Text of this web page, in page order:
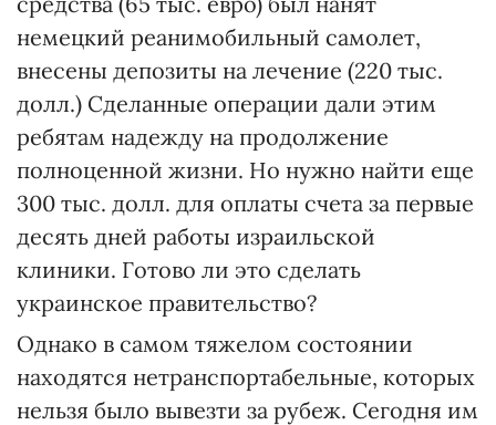
немецкий реанимобильный самолет,
внесены депозиты на лечение (220 тыс.
долл.) Сделанные операции дали этим
ребятам надежду на продолжение
полноценной жизни. Но нужно найти еще
300 тыс. долл. для оплаты счета за первые
десять дней работы израильской
клиники. Готово ли это сделать
украинское правительство?
Однако в самом тяжелом состоянии
находятся нетранспортабельные, которых
нельзя было вывезти за рубеж. Сегодня им